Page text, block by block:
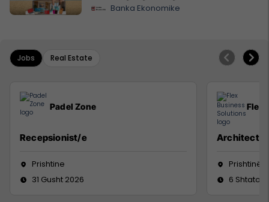
Banka Ekonomike
Jobs Real Estate
Padel Zone
Recepsionist/e
Prishtine
31 Gusht 2026
Flex
Architect
Prishtinë
6 Shtator